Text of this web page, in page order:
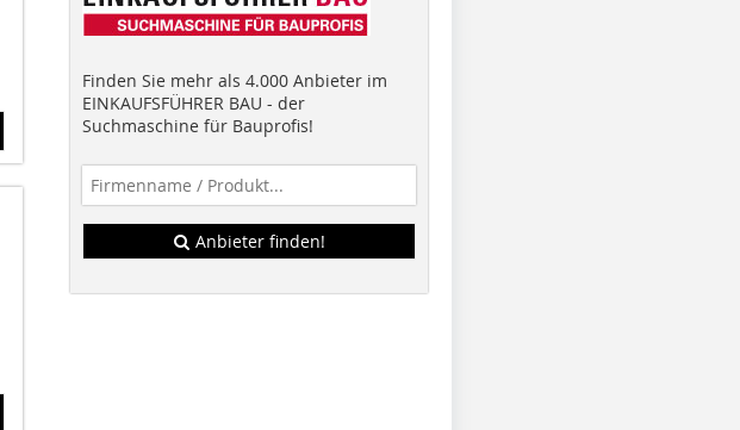
Finden Sie mehr als 4.000 Anbieter im
EINKAUFSFÜHRER BAU - der
Suchmaschine für Bauprofis!
Anbieter finden!